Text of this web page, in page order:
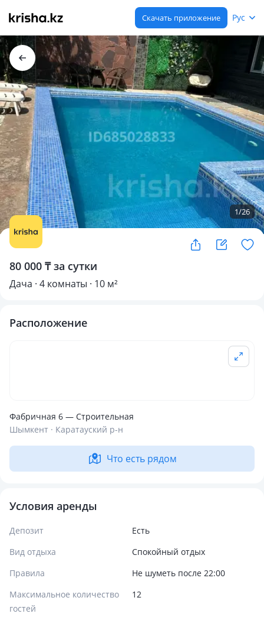
Скачать приложение Рус
1/26
80 000 ₸ за сутки
Дача · 4 комнаты · 10 м²
Расположение
Фабричная 6 — Строительная
Шымкент · Каратауский р-н
Что есть рядом
Условия аренды
Депозит
Есть
Вид отдыха
Спокойный отдых
Правила
Не шуметь после 22:00
Максимальное количество
гостей
12